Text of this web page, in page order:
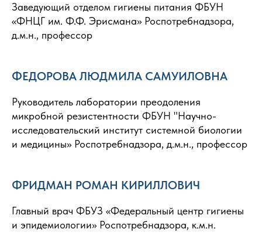
Заведующий отделом гигиены питания ФБУН
«ФНЦГ им. Ф.Ф. Эрисмана» Роспотребнадзора,
д.м.н., профессор
ФЕДОРОВА ЛЮДМИЛА САМУИЛОВНА
Руководитель лаборатории преодоления
микробной резистентности ФБУН "Научно-
исследовательский институт системной биологии
и медицины» Роспотребнадзора, д.м.н., профессор
ФРИДМАН РОМАН КИРИЛЛОВИЧ
Главный врач ФБУЗ «Федеральный центр гигиены
и эпидемиологии» Роспотребнадзора, к.м.н.